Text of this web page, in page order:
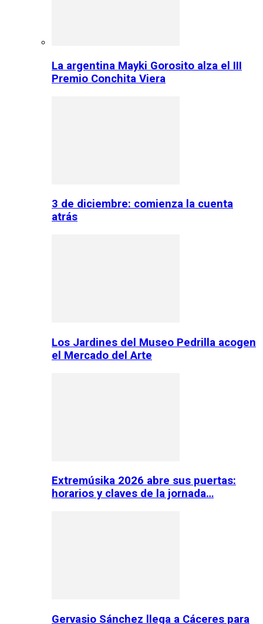
La argentina Mayki Gorosito alza el III
Premio Conchita Viera
3 de diciembre: comienza la cuenta
atrás
Los Jardines del Museo Pedrilla acogen
el Mercado del Arte
Extremúsika 2026 abre sus puertas:
horarios y claves de la jornada…
Gervasio Sánchez llega a Cáceres para